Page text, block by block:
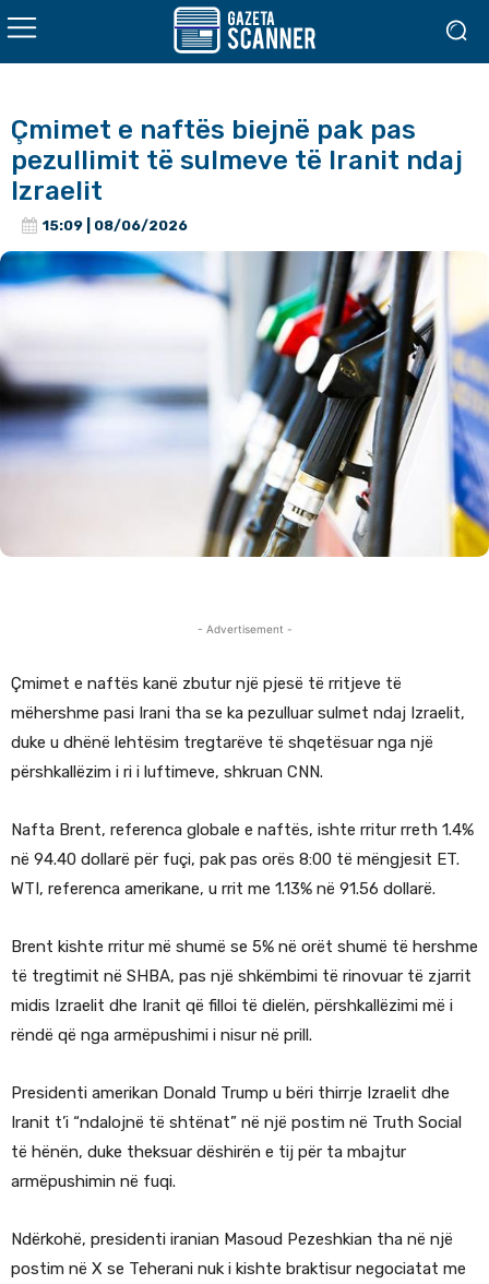
Çmimet e naftës biejnë pak pas
pezullimit të sulmeve të Iranit ndaj
Izraelit
15:09 | 08/06/2026
- Advertisement -
Çmimet e naftës kanë zbutur një pjesë të rritjeve të
mëhershme pasi Irani tha se ka pezulluar sulmet ndaj Izraelit,
duke u dhënë lehtësim tregtarëve të shqetësuar nga një
përshkallëzim i ri i luftimeve, shkruan CNN.
Nafta Brent, referenca globale e naftës, ishte rritur rreth 1.4%
në 94.40 dollarë për fuçi, pak pas orës 8:00 të mëngjesit ET.
WTI, referenca amerikane, u rrit me 1.13% në 91.56 dollarë.
Brent kishte rritur më shumë se 5% në orët shumë të hershme
të tregtimit në SHBA, pas një shkëmbimi të rinovuar të zjarrit
midis Izraelit dhe Iranit që filloi të dielën, përshkallëzimi më i
rëndë që nga armëpushimi i nisur në prill.
Presidenti amerikan Donald Trump u bëri thirrje Izraelit dhe
Iranit t’i “ndalojnë të shtënat” në një postim në Truth Social
të hënën, duke theksuar dëshirën e tij për ta mbajtur
armëpushimin në fuqi.
Ndërkohë, presidenti iranian Masoud Pezeshkian tha në një
postim në X se Teherani nuk i kishte braktisur negociatat me